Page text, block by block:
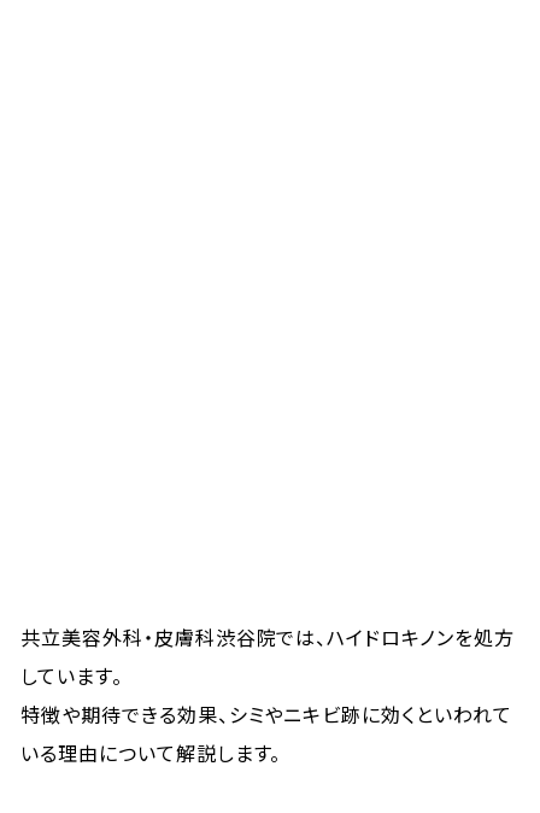
共立美容外科・皮膚科渋谷院では、ハイドロキノンを処方
しています。
特徴や期待できる効果、シミやニキビ跡に効くといわれて
いる理由について解説します。